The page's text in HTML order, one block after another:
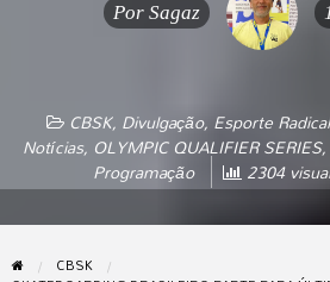
Por Sagaz
CBSK, Divulgação, Esporte Radical
Notícias, OLYMPIC QUALIFIER SERIES,
Programação 2304
CBSK